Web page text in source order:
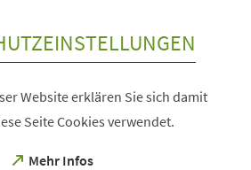
Website erklären Sie sich damit
Seite Cookies verwendet.
Mehr Infos
(Öffnet